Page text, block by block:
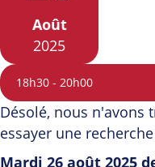
Août
2025
18h30 - 20h00
Désolé, nous n'avons
essayer une
Mardi 26 août 2025